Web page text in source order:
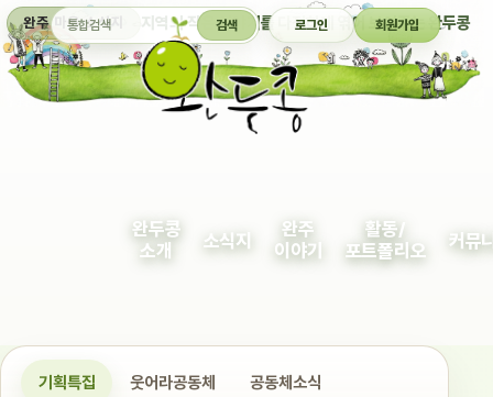
완주 마을 소식지 지역의 작은 이야기를 다정하게 엮어 보여주는 완두콩
통합검색 검색 로그인 회원가입
완두콩
소개
소식지
완주
이야기
활동/
포트폴리오
커뮤
기획특집 웃어라공동체 공동체소식